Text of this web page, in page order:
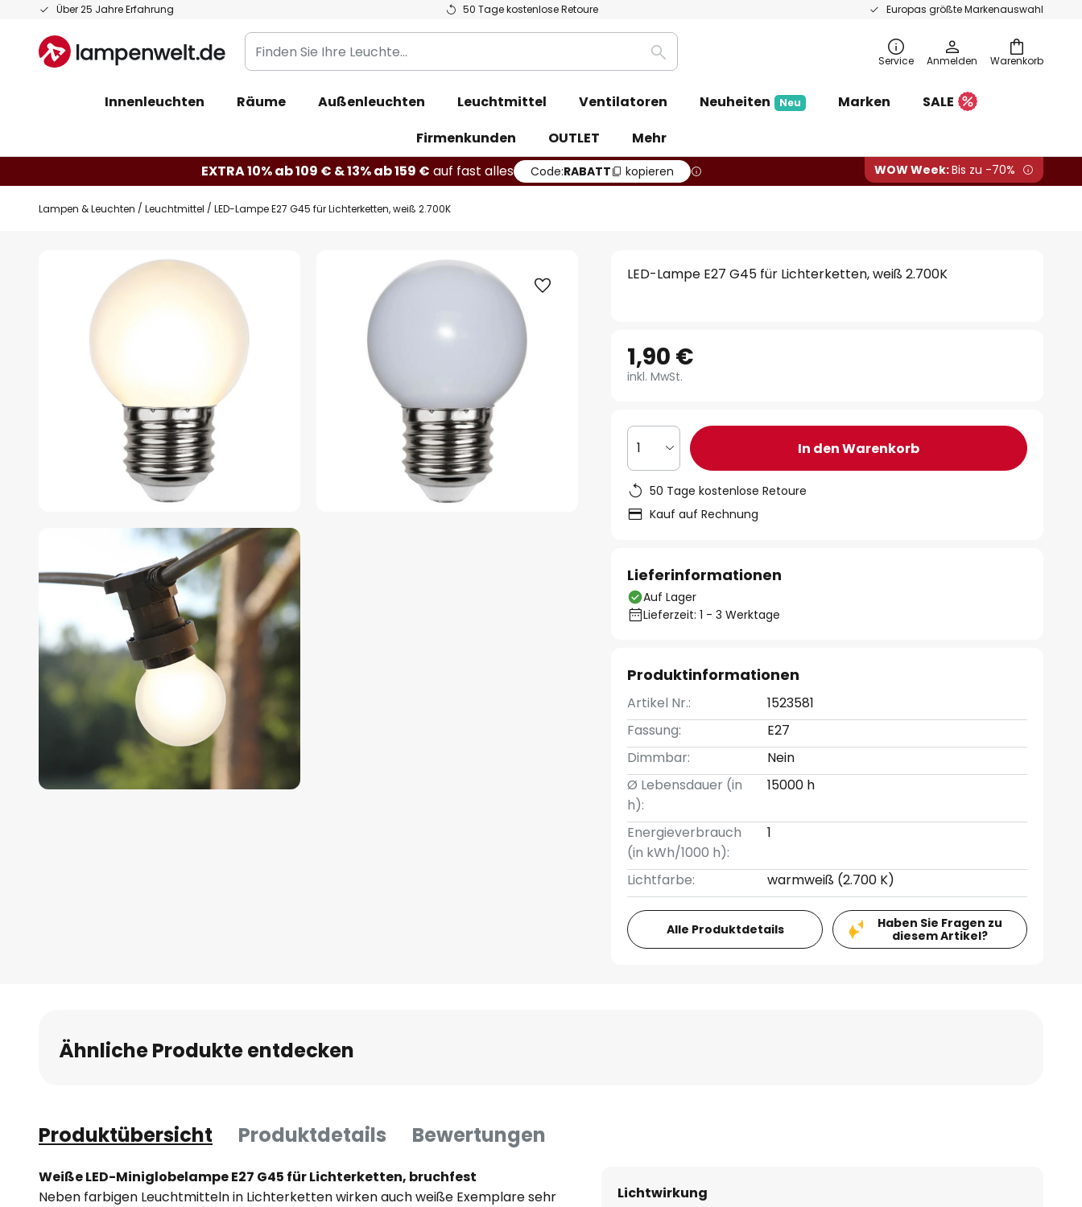
Über 25 Jahre Erfahrung 50 Tage kostenlose Retoure Europas größte Markenauswahl
Zum
springen
Warenkorb
Finden
Sie
Leuchte...
Suche Service Anmelden
Innenleuchten Räume Außenleuchten Leuchtmittel Ventilatoren Neuheiten Neu Marken
SALE
Firmenkunden
OUTLET
Mehr
EXTRA 10% ab 109 € & 13% ab 159 € auf fast alles Code:RABATT kopieren WOW Week:Bis zu -70%
Lampen & Leuchten Leuchtmittel LED-Lampe E27 G45 für Lichterketten, weiß 2.700K
Bildgalerie
LED-Lampe E27 G45 für Lichterketten, weiß 2.700K
1,90 €
inkl. MwSt.
1 In den Warenkorb
50 Tage kostenlose Retoure
Kauf auf Rechnung
Lieferinformationen
Auf Lager
Lieferzeit: 1 - 3 Werktage
Produktinformationen
Artikel Nr.:
1523581
Fassung:
E27
Dimmbar:
Nein
Ø Lebensdauer (in
h):
15000 h
Energieverbrauch
(in kWh/1000 h):
1
Lichtfarbe: warmweiß (2.700 K)
Alle Produktdetails
Haben Sie Fragen zu
diesem Artikel?
Ähnliche Produkte entdecken
Produktübersicht Produktdetails Bewertungen
Weiße LED-Miniglobelampe E27 G45 für Lichterketten, bruchfest
Neben farbigen Leuchtmitteln in Lichterketten wirken auch weiße Exemplare sehr
Lichtwirkung